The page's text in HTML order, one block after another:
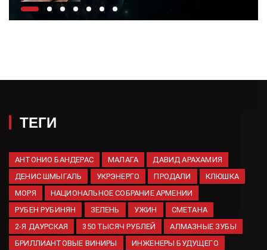
06.08.2026
шесть новых товарных знаков
в России
06.08.2026
Минобороны вновь сообщило
об ударах по украинской
логистике
06.08.2026
ТЕГИ
АНТОНИО БАНДЕРАС МАЛАГА
ДАВИД АРАХАМИЯ
ДЕНИС ШМЫГАЛЬ
УКРЭНЕРГО ПРОДАЛИ
КЛЮШКА
МОРЯ
НАЦИОНАЛЬНОЕ СОБРАНИЕ АРМЕНИИ
РУБЕН РУБИНЯН
ЗЕЛЕНЬ УЖИН
СМЕТАНА
2-Я ДАУРСКАЯ
350 ТЫСЯЧ РУБЛЕЙ
АЛМАЗНЫЕ ЗУБЫ
БРИЛЛИАНТОВЫЕ ВИНИРЫ
ИНЖЕНЕРЫ БУДУЩЕГО